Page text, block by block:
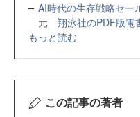
AI時代の生存戦略セー
元 翔泳社のPDF版電
もっと読む
この記事の著者